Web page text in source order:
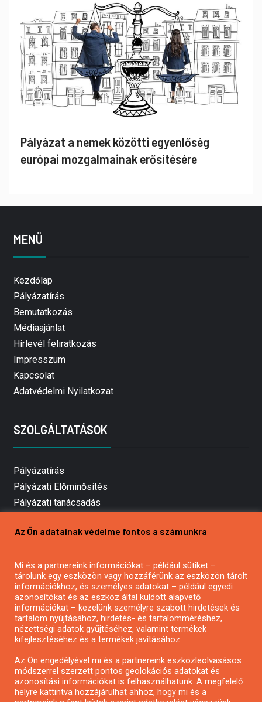
Pályázat a nemek közötti egyenlőség
európai mozgalmainak erősítésére
MENÜ
Kezdőlap
Pályázatírás
Bemutatkozás
Médiaajánlat
Hírlevél feliratkozás
Impresszum
Kapcsolat
Adatvédelmi Nyilatkozat
SZOLGÁLTATÁSOK
Pályázatírás
Pályázati Előminősítés
Pályázati tanácsadás
Mezőgazdasági pályázatírás
Pályázatírás civil szervezeteknek
Pályázatírás önkormányzatoknak
Pályázatfigyelés
Specifikus pályázatfigyelés vagy hírlevél
Pályázatok magánszemélyeknek
Az Ön adatainak védelme fontos a számunkra
Mi és a partnereink információkat – például sütiket –
tárolunk egy eszközön vagy hozzáférünk az eszközön tárolt
információkhoz, és személyes adatokat – például egyedi
azonosítókat és az eszköz által küldött alapvető
információkat – kezelünk személyre szabott hirdetések és
tartalom nyújtásához, hirdetés- és tartalomméréshez,
nézettségi adatok gyűjtéséhez, valamint termékek
kifejlesztéséhez és a termékek javításához.
Az Ön engedélyével mi és a partnereink eszközleolvasásos
módszerrel szerzett pontos geolokációs adatokat és
azonosítási információkat is felhasználhatunk. A megfelelő
helyre kattintva hozzájárulhat ahhoz, hogy mi és a